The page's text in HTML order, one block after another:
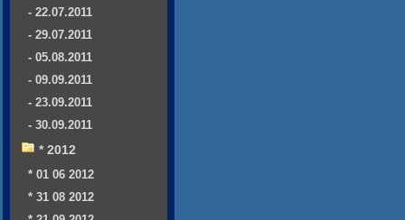
- 22.07.2011
- 29.07.2011
- 05.08.2011
- 09.09.2011
- 23.09.2011
- 30.09.2011
* 2012
* 01 06 2012
* 31 08 2012